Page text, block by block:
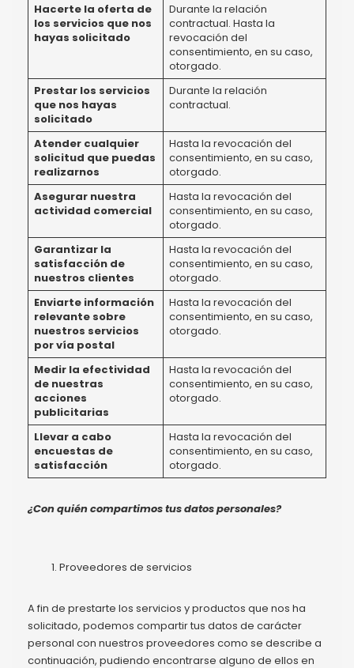
Hacerte la oferta de
los servicios que nos
hayas solicitado
Durante la relación
contractual. Hasta la
revocación del
consentimiento, en su caso,
otorgado.
Prestar los servicios
que nos hayas
solicitado
Durante la relación
contractual.
Atender cualquier
solicitud que puedas
realizarnos
Hasta la revocación del
consentimiento, en su caso,
otorgado.
Asegurar nuestra
actividad comercial
Hasta la revocación del
consentimiento, en su caso,
otorgado.
Garantizar la
satisfacción de
nuestros clientes
Hasta la revocación del
consentimiento, en su caso,
otorgado.
Enviarte información
relevante sobre
nuestros servicios
por vía postal
Hasta la revocación del
consentimiento, en su caso,
otorgado.
Medir la efectividad
de nuestras
acciones
publicitarias
Hasta la revocación del
consentimiento, en su caso,
otorgado.
Llevar a cabo
encuestas de
satisfacción
Hasta la revocación del
consentimiento, en su caso,
otorgado.
¿Con quién compartimos tus datos personales?
Proveedores de servicios
A fin de prestarte los servicios y productos que nos ha
solicitado, podemos compartir tus datos de carácter
personal con nuestros proveedores como se describe a
continuación, pudiendo encontrarse alguno de ellos en